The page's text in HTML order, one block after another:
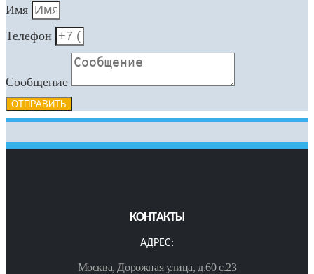
Имя
Телефон
Сообщение
ОТПРАВИТЬ
КОНТАКТЫ
АДРЕС:
Москва, Дорожная улица, д.60 с.23